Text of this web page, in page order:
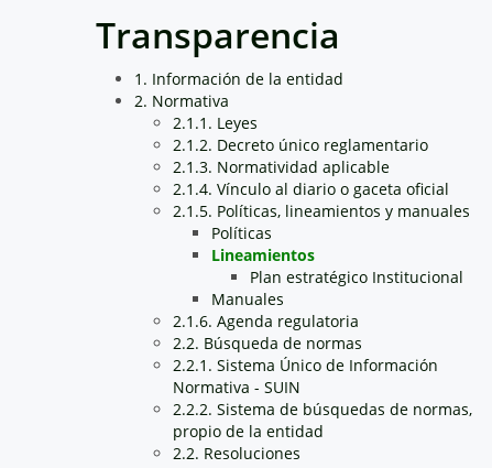
Transparencia
1. Información de la entidad
2. Normativa
2.1.1. Leyes
2.1.2. Decreto único reglamentario
2.1.3. Normatividad aplicable
2.1.4. Vínculo al diario o gaceta oficial
2.1.5. Políticas, lineamientos y manuales
Políticas
Lineamientos
Plan estratégico Institucional
Manuales
2.1.6. Agenda regulatoria
2.2. Búsqueda de normas
2.2.1. Sistema Único de Información
Normativa - SUIN
2.2.2. Sistema de búsquedas de normas,
propio de la entidad
2.2. Resoluciones